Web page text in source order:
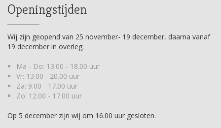
Openingstijden
Wij zijn geopend van 25 november- 19 december, daarna vanaf
19 december in overleg.
Ma - Do: 13.00 - 18.00 uur
Vr: 13.00 - 20.00 uur
Za: 9.00 - 17.00 uur
Zo: 12.00 - 17.00 uur
Op 5 december zijn wij om 16.00 uur gesloten.